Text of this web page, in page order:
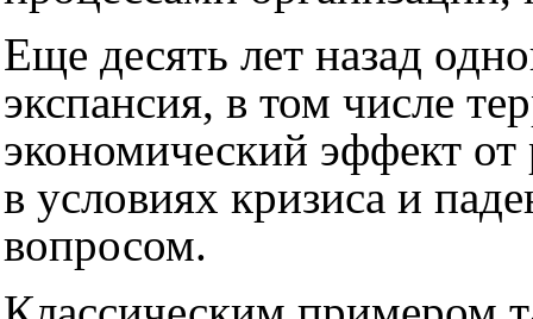
Еще десять лет назад
экспансия, в том числе
экономический эффект
в условиях кризиса и
вопросом.